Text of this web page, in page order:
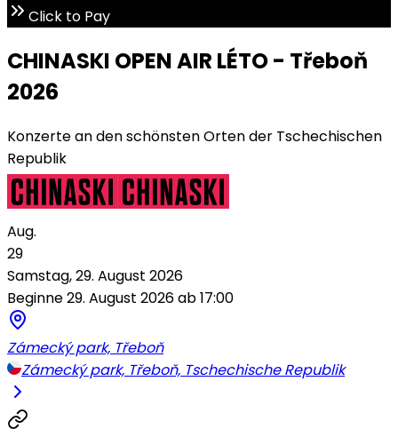
Click to Pay
CHINASKI OPEN AIR LÉTO - Třeboň
2026
Konzerte an den schönsten Orten der Tschechischen
Republik
Aug.
29
Samstag, 29. August 2026
Beginne 29. August 2026 ab 17:00
Zámecký park, Třeboň
Zámecký park, Třeboň, Tschechische Republik